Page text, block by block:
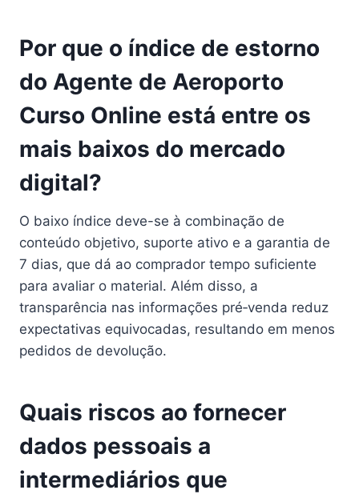
Por que o índice de estorno
do Agente de Aeroporto
Curso Online está entre os
mais baixos do mercado
digital?
O baixo índice deve-se à combinação de
conteúdo objetivo, suporte ativo e a garantia de
7 dias, que dá ao comprador tempo suficiente
para avaliar o material. Além disso, a
transparência nas informações pré‑venda reduz
expectativas equivocadas, resultando em menos
pedidos de devolução.
Quais riscos ao fornecer
dados pessoais a
intermediários que